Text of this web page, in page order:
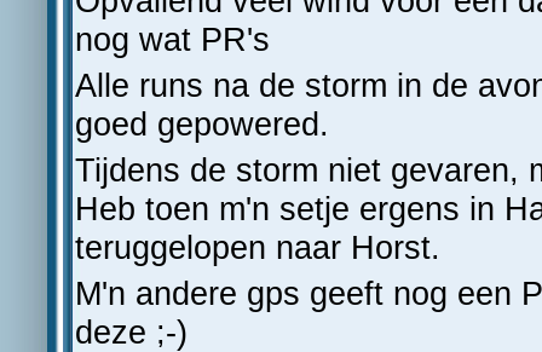
nog wat PR's
Alle runs na de storm in de
goed gepowered.
Tijdens de storm niet gevaren,
Heb toen m'n setje ergens in
teruggelopen naar Horst.
M'n andere gps geeft nog een
deze ;-)